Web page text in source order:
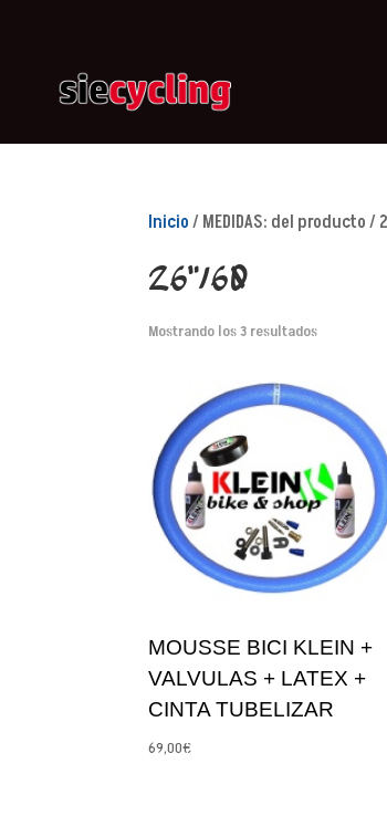
Inicio/ MEDIDAS: del producto /
26"/60
Mostrando los 3 resultados
MOUSSE BICI KLEIN +
VALVULAS + LATEX +
CINTA TUBELIZAR
69,00€